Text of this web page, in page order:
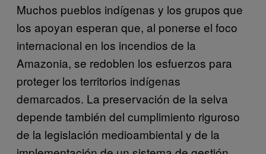
Muchos pueblos indígenas y los grupos que
los apoyan esperan que, al ponerse el foco
internacional en los incendios de la
Amazonia, se redoblen los esfuerzos para
proteger los territorios indígenas
demarcados. La preservación de la selva
depende también del cumplimiento riguroso
de la legislación medioambiental y de la